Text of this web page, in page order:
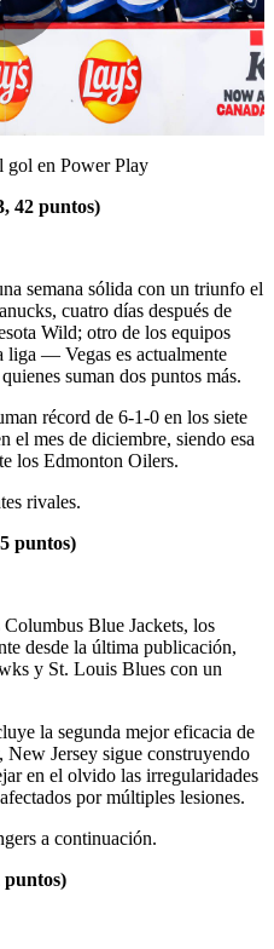
Play
Video
en Power Play
42 puntos)
semana sólida con un triunfo el
cuatro días después de
Wild; otro de los equipos
liga — Vegas es actualmente
suman dos puntos más.
récord de 6-1-0 en los siete
el mes de diciembre, siendo esa
los Edmonton Oilers.
rivales.
puntos)
Blue Jackets, los
desde la última publicación,
y St. Louis Blues con un
la segunda mejor eficacia de
Jersey sigue construyendo
en el olvido las irregularidades
por múltiples lesiones.
a continuación.
puntos)